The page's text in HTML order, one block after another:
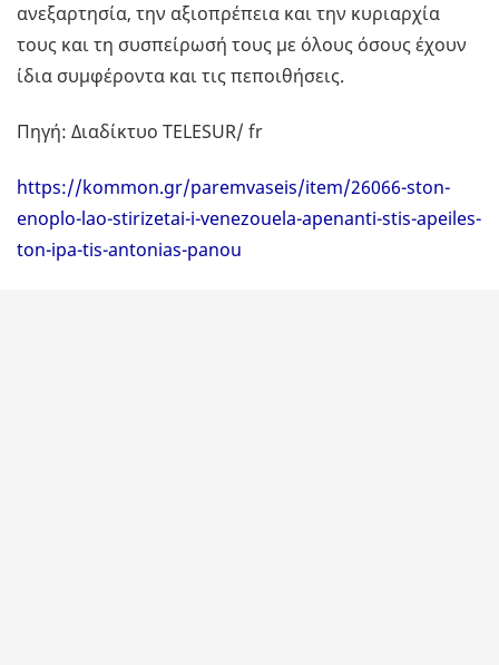
ανεξαρτησία, την αξιοπρέπεια και την κυριαρχία
τους και τη συσπείρωσή τους με όλους όσους έχουν
ίδια συμφέροντα και τις πεποιθήσεις.
Πηγή: Διαδίκτυο TELESUR/ fr
https://kommon.gr/paremvaseis/item/26066-ston-
enoplo-lao-stirizetai-i-venezouela-apenanti-stis-apeiles-
ton-ipa-tis-antonias-panou